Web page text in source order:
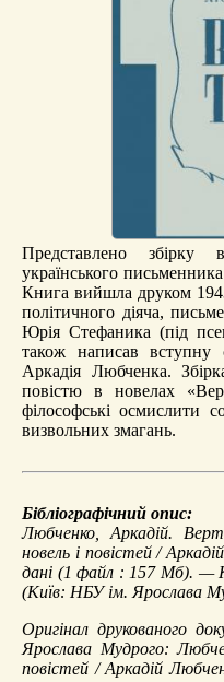
Представлено збірку
українського
Книга вийшла друком
політичного діяча,
Юрія Стефаника (під
також написав вступну
Аркадія Любченка.
повістю в новелах
філософські осмислити
визвольних змагань.
Бібліографічний опис:
Любченко, Аркадій.
новель і повістей /
дані (1 файл : 157 Мб). —
(Київ: НБУ ім. Ярослава
Оригінал друкованого
Ярослава Мудрого:
повістей / Аркадій